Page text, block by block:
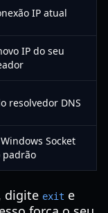
IP atual
IP do seu
resolvedor DNS
Socket
padrão
digite exit e